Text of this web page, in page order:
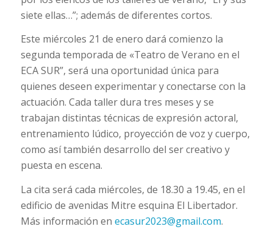
siete ellas…”; además de diferentes cortos.
Este miércoles 21 de enero dará comienzo la
segunda temporada de «Teatro de Verano en el
ECA SUR”, será una oportunidad única para
quienes deseen experimentar y conectarse con la
actuación. Cada taller dura tres meses y se
trabajan distintas técnicas de expresión actoral,
entrenamiento lúdico, proyección de voz y cuerpo,
como así también desarrollo del ser creativo y
puesta en escena.
La cita será cada miércoles, de 18.30 a 19.45, en el
edificio de avenidas Mitre esquina El Libertador.
Más información en ecasur2023@gmail.com.